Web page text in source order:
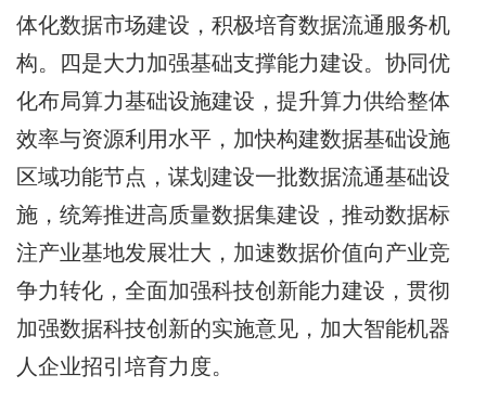
体化数据市场建设，积极培育数据流通服务机
构。四是大力加强基础支撑能力建设。协同优
化布局算力基础设施建设，提升算力供给整体
效率与资源利用水平，加快构建数据基础设施
区域功能节点，谋划建设一批数据流通基础设
施，统筹推进高质量数据集建设，推动数据标
注产业基地发展壮大，加速数据价值向产业竞
争力转化，全面加强科技创新能力建设，贯彻
加强数据科技创新的实施意见，加大智能机器
人企业招引培育力度。